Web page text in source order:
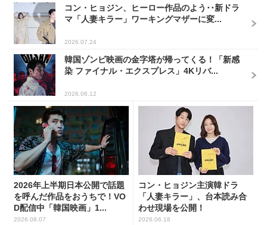
コン・ヒョジン、ヒーロー作品のよう･･新ドラ
マ「人妻キラー」ワーキングマザーに変...
2026.07.24
韓国ゾンビ映画の金字塔が帰ってくる！「新感
染 ファイナル・エクスプレス」4Kリバ...
2026.06.12
2026年上半期日本公開で話題
を呼んだ作品をおうちで！VO
D配信中「韓国映画」1...
2026.08.07
コン・ヒョジン主演韓ドラ
「人妻キラー」、台本読み合
わせ現場を公開！
2026.06.18